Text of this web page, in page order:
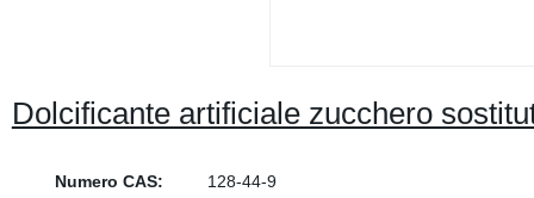
Dolcificante artificiale zucchero
Numero CAS:
128-44-9